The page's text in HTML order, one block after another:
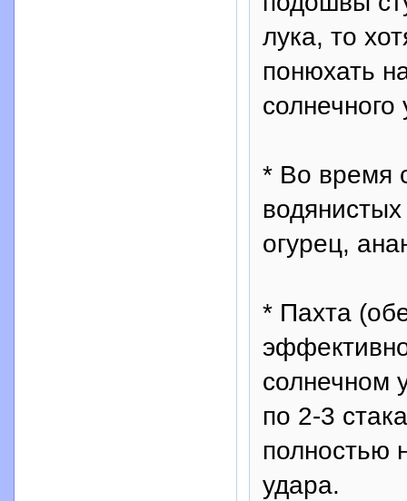
лука, то
понюхать
солнечного
* Во время
огурец,
* Пахта
солнечном
по 2-3
полностью
удара.